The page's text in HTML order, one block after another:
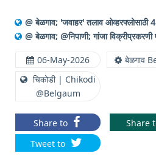
@ बेळगाव; 'जवाहर' तलाव ओव्हरफ्लोसाठी
@ बेळगाव; @निपाणी; गांजा
06-May-2026
बेळगाव
चिकोडी | Chikodi
@Belgaum
Share to
Share
Tweet to